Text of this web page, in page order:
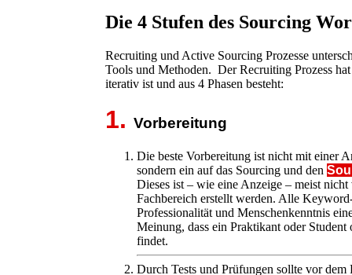
Die 4 Stufen des Sourcing
Recruiting und Active Sourcing Prozesse
Tools und Methoden. Der Recruiting Prozess
iterativ ist und aus 4 Phasen besteht:
1. Vorbereitung
Die beste Vorbereitung ist nicht mit einer
sondern ein auf das Sourcing und den
Dieses ist – wie eine Anzeige – meist
Fachbereich erstellt werden. Alle
Professionalität und Menschenkenntnis
Meinung, dass ein Praktikant oder
findet.
Durch Tests und Prüfungen sollte vor